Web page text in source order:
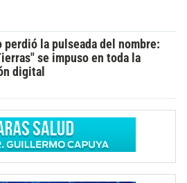
perdió la pulseada del nombre:
se impuso en toda la
digital